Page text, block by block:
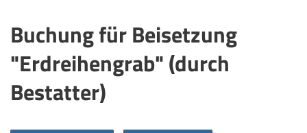
Buchung für Beisetzung
"Erdreihengrab" (durch
Bestatter)